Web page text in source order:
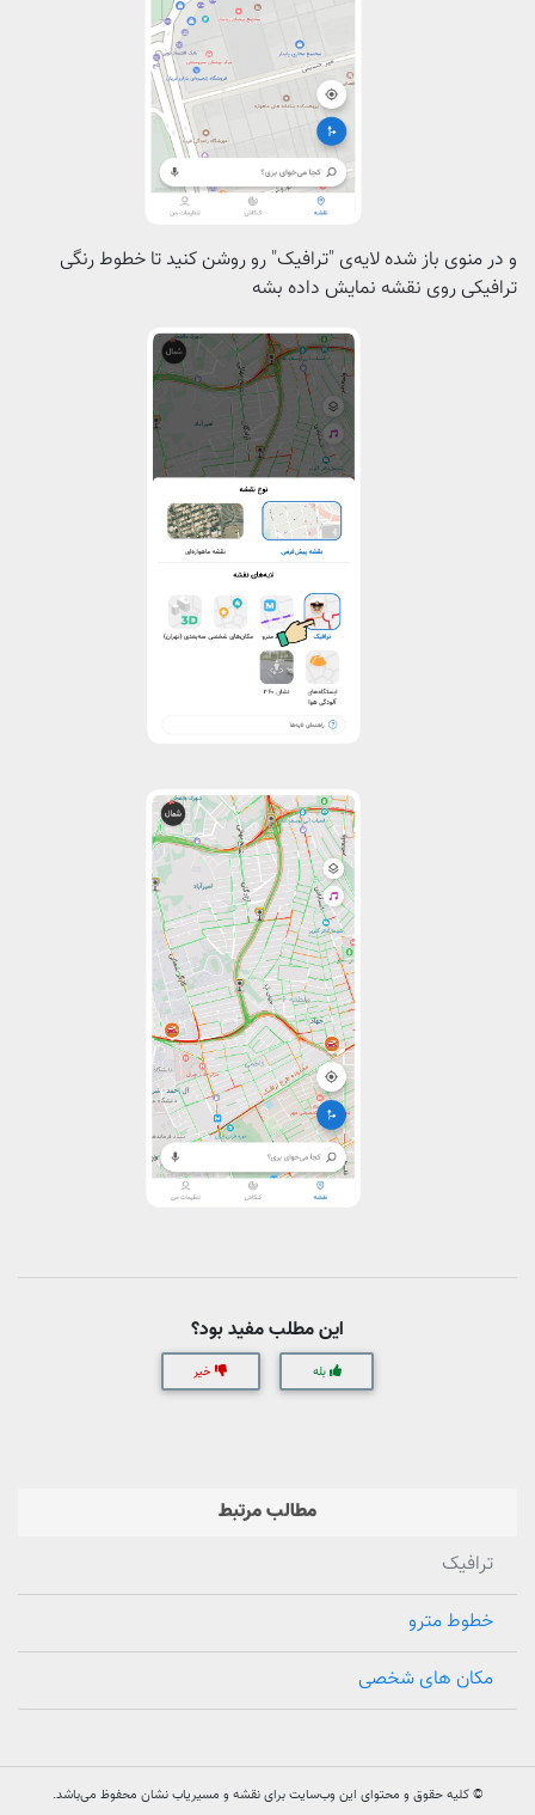
و در منوی باز شده لایه‌ی "ترافیک" رو روشن کنید تا خطوط رنگی
ترافیکی روی نقشه نمایش داده بشه
این مطلب مفید بود؟
بله خیر
مطالب مرتبط
ترافیک
خطوط مترو
مکان های شخصی
© کلیه حقوق و محتوای این وب‌سایت برای نقشه و مسیریاب نشان محفوظ می‌باشد.